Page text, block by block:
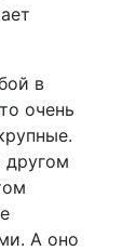
в
очень
другом
А оно